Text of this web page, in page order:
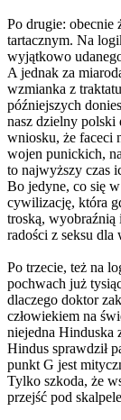
Po drugie: obecnie
tartacznym. Na
wyjątkowo
A jednak za
wzmianka z
późniejszych
nasz dzielny polski
wniosku, że faceci
wojen punickich,
to najwyższy czas
Bo jedyne, co się
cywilizację, która
troską, wyobraźnią
radości z seksu dla
Po trzecie, też na
pochwach już
dlaczego doktor
człowiekiem na
niejedna Hinduska
Hindus sprawdził
punkt G jest
Tylko szkoda, że
przejść pod